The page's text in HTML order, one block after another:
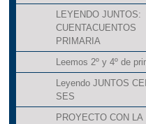
LEYENDO JUNTOS:
CUENTACUENTOS
PRIMARIA
Leemos 2º y 4º de
Leyendo JUNTOS
SES
PROYECTO CON LA